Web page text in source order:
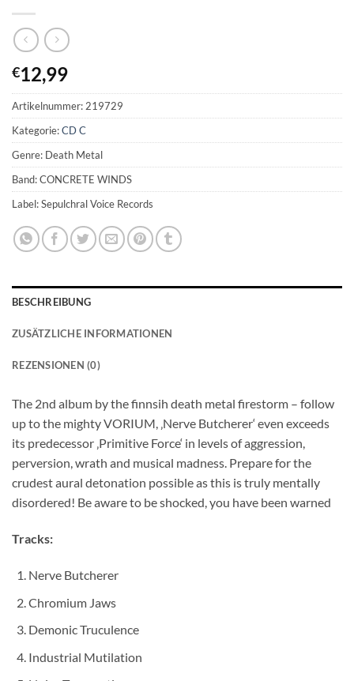
€12,99
Artikelnummer:219729
Kategorie:CD C
Genre: Death Metal
Band: CONCRETE WINDS
Label: Sepulchral Voice Records
BESCHREIBUNG
ZUSÄTZLICHE INFORMATIONEN
REZENSIONEN (0)
The 2nd album by the finnsih death metal firestorm – follow
up to the mighty VORIUM, ‚Nerve Butcherer‘ even exceeds
its predecessor ‚Primitive Force‘ in levels of aggression,
perversion, wrath and musical madness. Prepare for the
crudest aural detonation possible as this is truly mentally
disordered! Be aware to be shocked, you have been warned
Tracks:
Nerve Butcherer
Chromium Jaws
Demonic Truculence
Industrial Mutilation